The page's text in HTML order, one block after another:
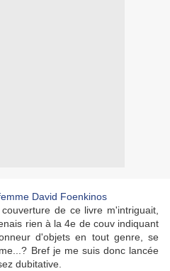
de ce livre m'intriguait,
rien à la 4e de couv indiquant
d'objets en tout genre, se
Bref je me suis donc lancée
dubitative.